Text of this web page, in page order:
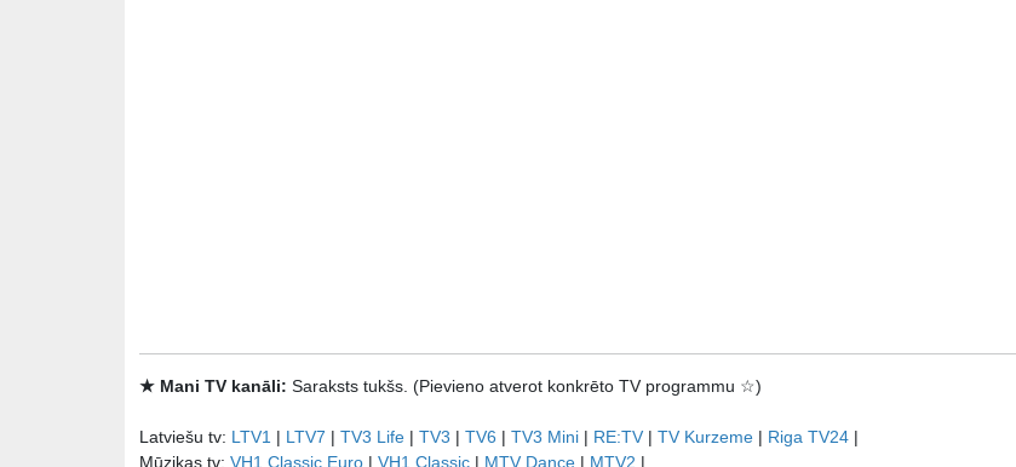
★ Mani TV kanāli: Saraksts tukšs. (Pievieno atverot konkrēto TV programmu ☆)
Latviešu tv: LTV1 | LTV7 | TV3 Life | TV3 | TV6 | TV3 Mini | RE:TV | TV Kurzeme | Riga TV24 |
Mūzikas tv: VH1 Classic Euro | VH1 Classic | MTV Dance | MTV2 |